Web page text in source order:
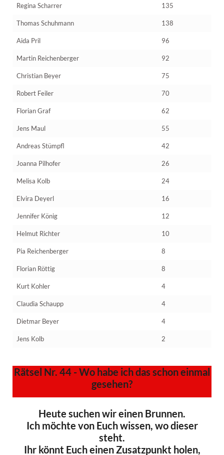
Regina Scharrer 135
Thomas Schuhmann 138
Aida Pril 96
Martin Reichenberger 92
Christian Beyer 75
Robert Feiler 70
Florian Graf 62
Jens Maul 55
Andreas Stümpfl 42
Joanna Pilhofer 26
Melisa Kolb 24
Elvira Deyerl 16
Jennifer König 12
Helmut Richter 10
Pia Reichenberger 8
Florian Röttig 8
Kurt Kohler 4
Claudia Schaupp 4
Dietmar Beyer 4
Jens Kolb 2
Rätsel Nr. 44 - Wo habe ich das schon einmal
gesehen?
Heute suchen wir einen Brunnen.
Ich möchte von Euch wissen, wo dieser
steht.
Ihr könnt Euch einen Zusatzpunkt holen,